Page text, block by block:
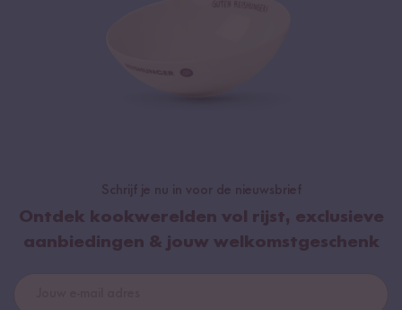
Schrijf je nu in voor de nieuwsbrief
Ontdek kookwerelden vol rijst, exclusieve
aanbiedingen & jouw welkomstgeschenk